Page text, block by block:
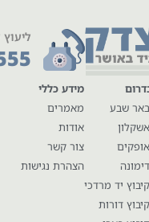
שבע
יד מרדכי
דורות
מידע כללי
מאמרים
אודות
צור קשר
הצהרת נגישות